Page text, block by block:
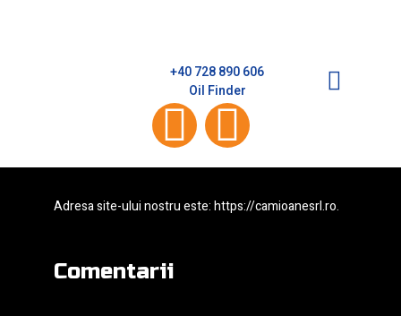
+40 728 890 606
Oil Finder
Cine suntem noi
Adresa site-ului nostru este:https://camioanesrl.ro.
Comentarii